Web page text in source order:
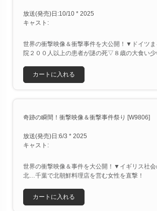
放送(発売)日:10/10 * 2025
キャスト:
世界の衝撃映像＆衝撃事件を大公開！▼ドイツ
院２００人以上の患者が謎の死▽８歳の大食い少
カートに入れる
奇跡の瞬間！衝撃映像＆衝撃事件祭り [W9806]
放送(発売)日:6/3 * 2025
キャスト:
世界の衝撃映像＆事件を大公開！▼イギリス社
北…千葉で北朝鮮料理店を営む女性を直撃！
カートに入れる